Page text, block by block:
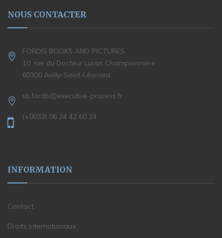
NOUS CONTACTER
FORDIS BOOKS AND PICTURES
10, rue du Docteur Lucas Championnière
60300 Avilly-Saint-Léonard
sb.fordis@executive-process.fr
(+0033) 06 24 42 60 24
INFORMATION
Contact
Droits internationaux